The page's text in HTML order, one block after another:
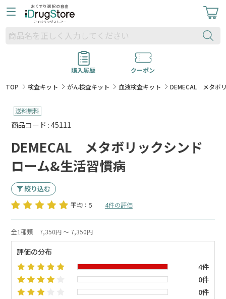
購入履歴
クーポン
TOP
検査キット がん検査キット 血液検査キット DEMECAL メタボ
商品コード : 45111
DEMECAL メタボリックシンド
ローム&生活習慣病
絞り込む
平均：5 4件の評価
全1種類 7,350円 ～ 7,350円
評価の分布
4件
0件
0件